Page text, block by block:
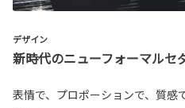
デザイン
新時代のニューフォーマルセ
表情で、プロポーションで、質感